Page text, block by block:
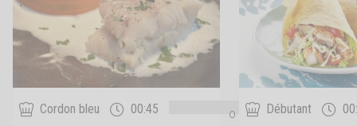
Cordon bleu 00:45 0 Débutant